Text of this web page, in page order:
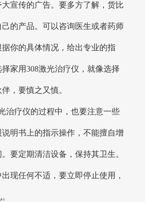
宣传的广告。要多方了解，货比
的产品。可以咨询医生或者药师
你的具体情况，给出专业的指
家用308激光治疗仪，就像选择
，要慎之又慎。
治疗仪的过程中，也要注意一些
明书上的指示操作，不能擅自增
要定期清洁设备，保持其卫生。
现任何不适，要立即停止使用，